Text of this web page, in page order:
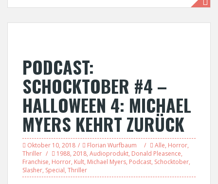
PODCAST:
SCHOCKTOBER #4 –
HALLOWEEN 4: MICHAEL
MYERS KEHRT ZURÜCK
Oktober 10, 2018 Florian Wurfbaum Alle, Horror,
Thriller
1988, 2018, Audioprodukt, Donald Pleasence,
Franchise, Horror, Kult, Michael Myers, Podcast, Schocktober,
Slasher, Special, Thriller